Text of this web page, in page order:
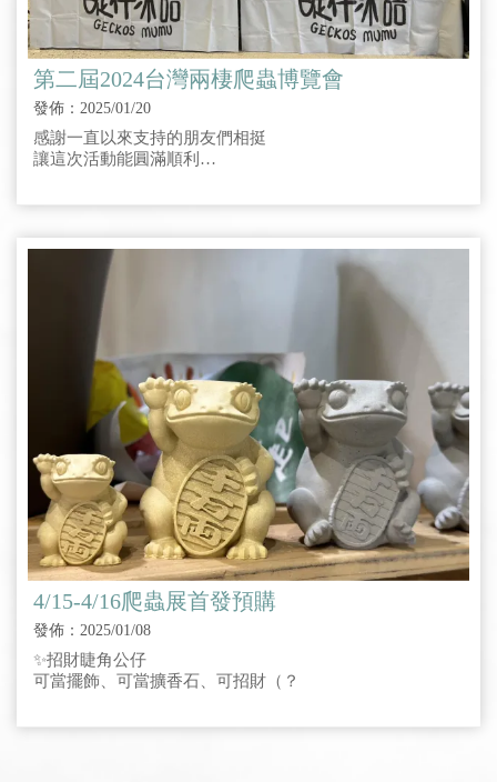
第二屆2024台灣兩棲爬蟲博覽會
發佈：2025/01/20
感謝一直以來支持的朋友們相挺
讓這次活動能圓滿順利
4/15-4/16爬蟲展首發預購
發佈：2025/01/08
✨招財睫角公仔
可當擺飾、可當擴香石、可招財（？